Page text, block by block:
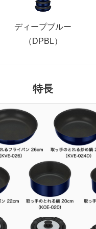
ディープブルー
（DPBL）
特長